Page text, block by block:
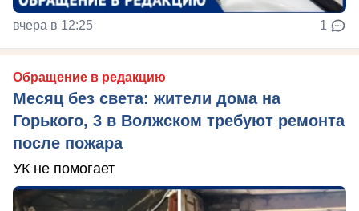
вчера в 12:25 1
Обращение в редакцию
Месяц без света: жители дома на
Горького, 3 в Волжском требуют ремонта
после пожара
УК не помогает